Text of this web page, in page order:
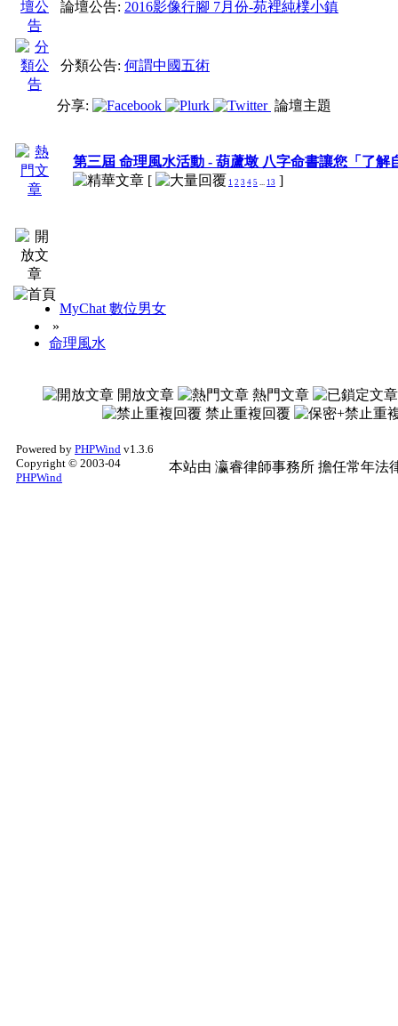
論壇公告: 2016影像行腳 7月份-苑裡純樸小鎮
分類公告: 何謂中國五術
分享: 論壇主題
第三屆 命理風水活動 - 葫蘆墩 八字命書讓您「了解
[
1 2 3 4 5 ... 13 ]
MyChat 數位男女
»
命理風水
開放文章
熱門文章
禁止重複回覆
Powered by PHPWind v1.3.6
Copyright © 2003-04
PHPWind
本站由 瀛睿律師事務所 擔任常年法